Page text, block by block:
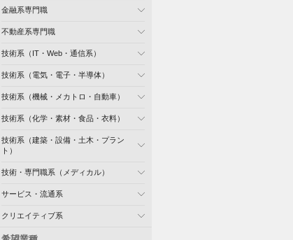
金融系専門職
不動産系専門職
技術系（IT・Web・通信系）
技術系（電気・電子・半導体）
技術系（機械・メカトロ・自動車）
技術系（化学・素材・食品・衣料）
技術系（建築・設備・土木・プラン
ト）
技術・専門職系（メディカル）
サービス・流通系
クリエイティブ系